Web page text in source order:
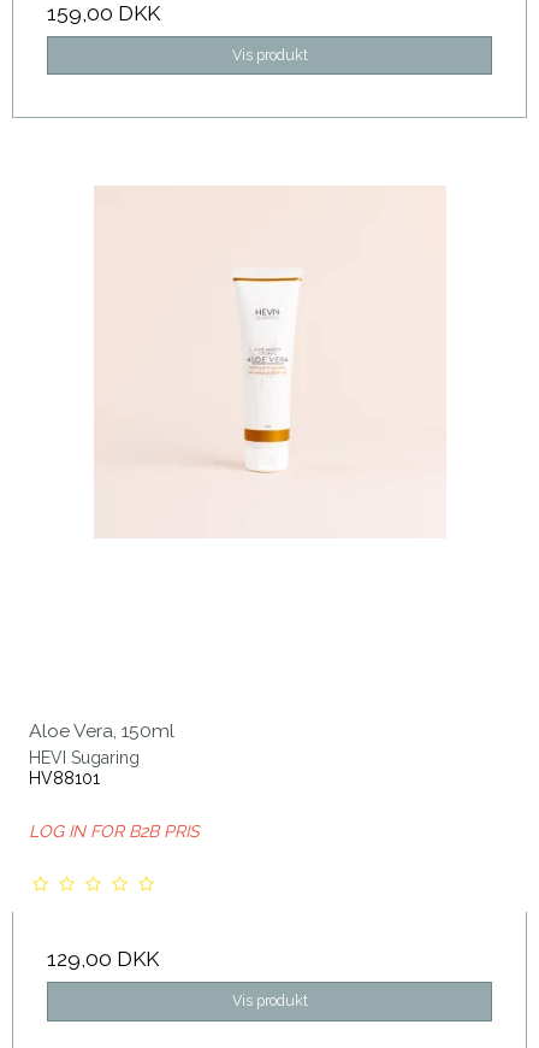
159,00 DKK
Vis produkt
Aloe Vera, 150ml
HEVI Sugaring
HV88101
LOG IN FOR B2B PRIS
129,00 DKK
Vis produkt